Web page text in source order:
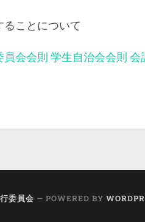
ることについて
会会則 学生自治会会則 会
委員会 — POWERED BY